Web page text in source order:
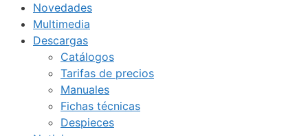
Novedades
Multimedia
Descargas
Catálogos
Tarifas de precios
Manuales
Fichas técnicas
Despieces